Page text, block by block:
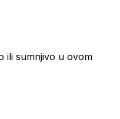
ili sumnjivo u ovom